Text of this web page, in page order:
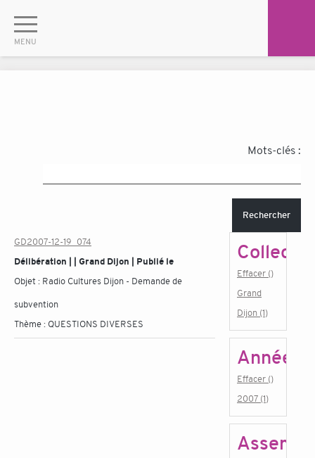
Mots-clés :
Rechercher
GD2007-12-19_074
Délibération | | Grand Dijon | Publié le
Objet : Radio Cultures Dijon - Demande de
subvention
Thème : QUESTIONS DIVERSES
Effacer ()
Grand
Dijon (1)
Année
Effacer ()
2007 (1)